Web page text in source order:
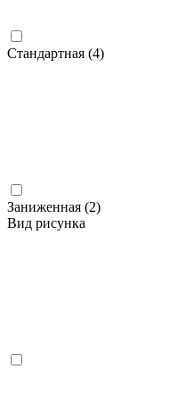
Стандартная (4)
Заниженная (2)
Вид рисунка